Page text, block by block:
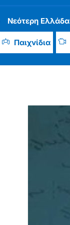
Νεότερη Ελλάδα
Παιχνίδια